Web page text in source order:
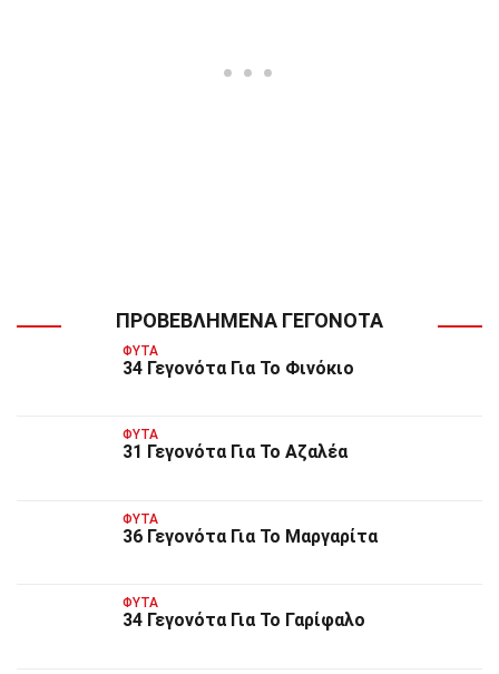
ΠΡΟΒΕΒΛΗΜΈΝΑ ΓΕΓΟΝΌΤΑ
ΦΥΤΆ
34 Γεγονότα Για Το Φινόκιο
ΦΥΤΆ
31 Γεγονότα Για Το Αζαλέα
ΦΥΤΆ
36 Γεγονότα Για Το Μαργαρίτα
ΦΥΤΆ
34 Γεγονότα Για Το Γαρίφαλο